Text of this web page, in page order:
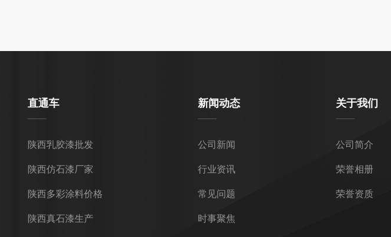
直通车
陕西乳胶漆批发
陕西仿石漆厂家
陕西多彩涂料价格
陕西真石漆生产
新闻动态
公司新闻
行业资讯
常见问题
时事聚焦
关于我们
公司简介
荣誉相册
荣誉资质